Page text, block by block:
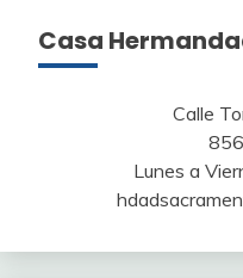
Casa
Calle
Lunes a